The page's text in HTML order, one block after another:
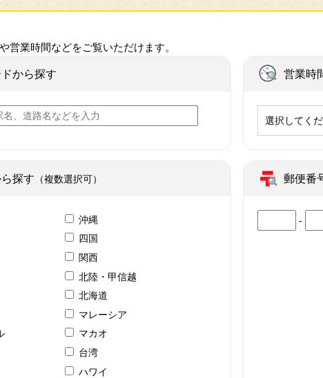
営業時間などをご覧いただけます。
から探す 営業時
選択してく
探す （複数選択可）
沖縄
四国
関西
北陸・甲信越
北海道
マレーシア
マカオ
台湾
ハワイ
郵便番
-